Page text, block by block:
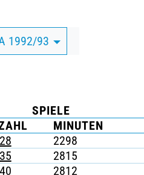
1992/93
SPIELE
MINUTEN
28 2298
35 2815
40 2812